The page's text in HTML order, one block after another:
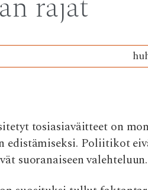
tosiasiaväitteet on
Poliitikot
suoranaiseen valehteluun.